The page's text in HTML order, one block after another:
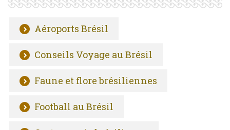
Aéroports Brésil
Conseils Voyage au Brésil
Faune et flore brésiliennes
Football au Brésil